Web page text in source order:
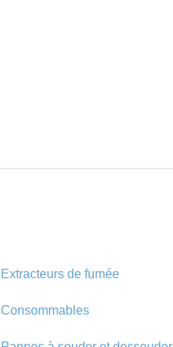
Extracteurs de fumée
Consommables